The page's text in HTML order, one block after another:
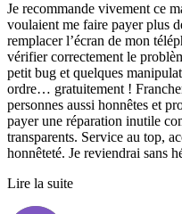
Je recommande vivement ce
voulaient me faire payer plus
remplacer l’écran de mon
vérifier correctement le
petit bug et quelques
ordre… gratuitement !
personnes aussi honnêtes et
payer une réparation inutile
transparents. Service au top,
honnêteté. Je reviendrai sans
Lire la suite